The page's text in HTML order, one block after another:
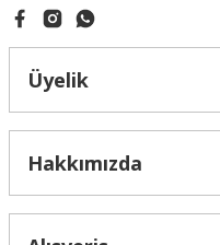
Üyelik
Hakkımızda